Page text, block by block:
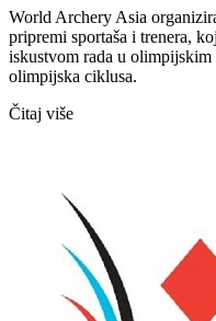
World Archery Asia
pripremi sportaša i trenera,
iskustvom rada u
olimpijska ciklusa.
Čitaj više